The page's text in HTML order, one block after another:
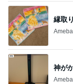
縁取
神が